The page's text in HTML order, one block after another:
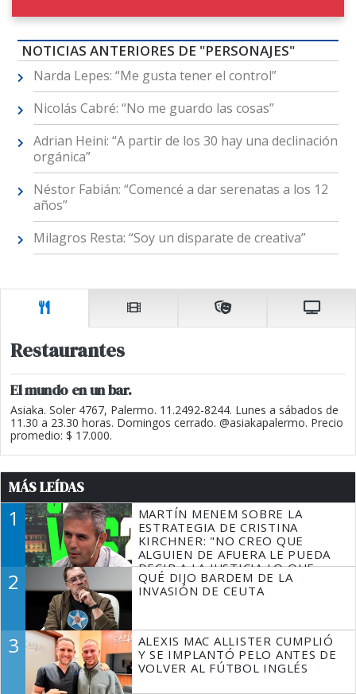
NOTICIAS ANTERIORES DE "PERSONAJES"
Narda Lepes: “Me gusta tener el control”
Nicolás Cabré: “No me guardo las cosas”
Adrian Heini: “A partir de los 30 hay una declinación
orgánica”
Néstor Fabián: “Comencé a dar serenatas a los 12
años”
Milagros Resta: “Soy un disparate de creativa”
Restaurantes
El mundo en un bar.
Asiaka. Soler 4767, Palermo. 11.2492-8244. Lunes a sábados de
11.30 a 23.30 horas. Domingos cerrado. @asiakapalermo. Precio
promedio: $ 17.000.
MÁS LEÍDAS
1
MARTÍN MENEM SOBRE LA
ESTRATEGIA DE CRISTINA
KIRCHNER: "NO CREO QUE
ALGUIEN DE AFUERA LE PUEDA
DECIR A LA JUSTICIA LO QUE
TIENE QUE HACER"
2
QUÉ DIJO BARDEM DE LA
INVASIÓN DE CEUTA
3
ALEXIS MAC ALLISTER CUMPLIÓ
Y SE IMPLANTÓ PELO ANTES DE
VOLVER AL FÚTBOL INGLÉS